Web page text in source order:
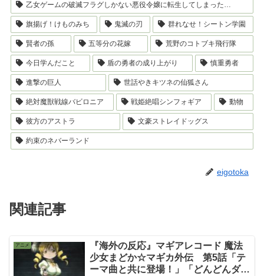
乙女ゲームの破滅フラグしかない悪役令嬢に転生してしまった…
旗揚げ！けものみち 鬼滅の刃 群れなせ！シートン学園
賢者の孫 五等分の花嫁 荒野のコトブキ飛行隊
今日学んだこと 盾の勇者の成り上がり 慎重勇者
進撃の巨人 世話やきキツネの仙狐さん
絶対魔獣戦線バビロニア 戦姫絶唱シンフォギア 動物
彼方のアストラ 文豪ストレイドッグス
約束のネバーランド
eigotoka
関連記事
アニメ
『海外の反応』マギアレコード 魔法
少女まどか☆マギカ外伝 第5話「テ
ーマ曲と共に登場！」「どんどんダー